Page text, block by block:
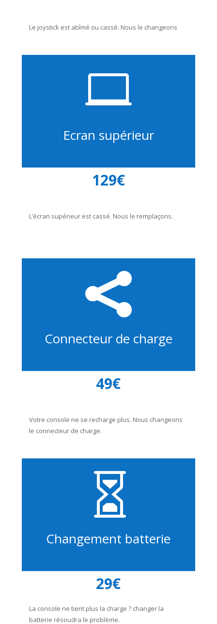
Le joystick est abîmé ou cassé. Nous le changeons

Ecran supérieur
129€
L’écran supérieur est cassé. Nous le remplaçons.

Connecteur de charge
49€
Votre console ne se recharge plus. Nous changeons
le connecteur de charge.

Changement batterie
29€
La console ne tient plus la charge ? changer la
batterie résoudra le problème.